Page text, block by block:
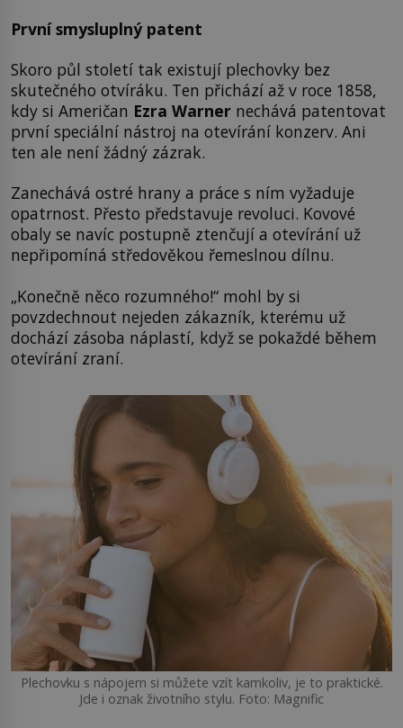
První smysluplný patent
Skoro půl století tak existují plechovky bez
skutečného otvíráku. Ten přichází až v roce 1858,
kdy si Američan Ezra Warner nechává patentovat
první speciální nástroj na otevírání konzerv. Ani
ten ale není žádný zázrak.
Zanechává ostré hrany a práce s ním vyžaduje
opatrnost. Přesto představuje revoluci. Kovové
obaly se navíc postupně ztenčují a otevírání už
nepřipomíná středověkou řemeslnou dílnu.
„Konečně něco rozumného!“ mohl by si
povzdechnout nejeden zákazník, kterému už
dochází zásoba náplastí, když se pokaždé během
otevírání zraní.
Plechovku s nápojem si můžete vzít kamkoliv, je to praktické.
Jde i oznak životního stylu. Foto: Magnific